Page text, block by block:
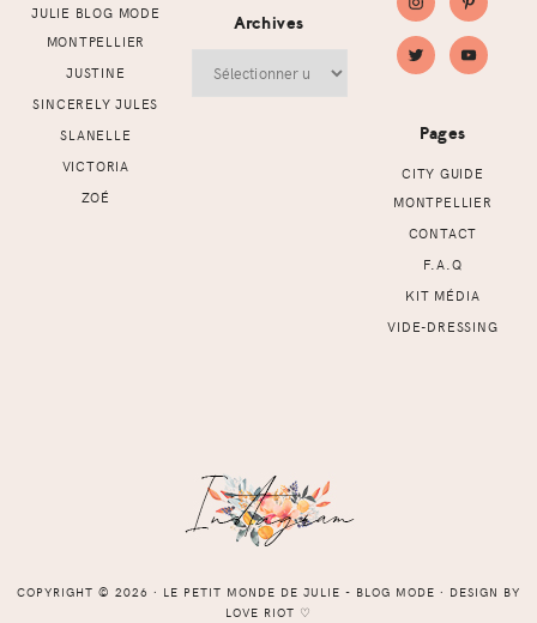
JULIE BLOG MODE
MONTPELLIER
JUSTINE
SINCERELY JULES
SLANELLE
VICTORIA
ZOÉ
Archives
Pages
CITY GUIDE
MONTPELLIER
CONTACT
F.A.Q
KIT MÉDIA
VIDE-DRESSING
COPYRIGHT © 2026 ⸱ LE PETIT MONDE DE JULIE - BLOG MODE ⸱ DESIGN BY
LOVE RIOT ♡